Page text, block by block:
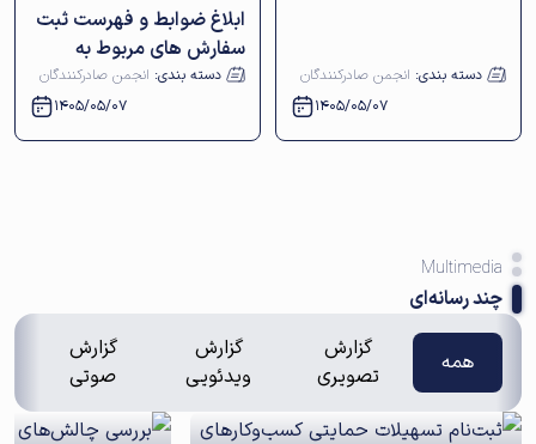
دسته بندی: انجمن صادرکنندگان
1405/05/07
ابلاغ ضوابط و فهرست ثبت
سفارش های مربوط به
واردات کامیون کشنده جهت
بررسی معافیت آن ها از
پرداخت مابه التفاوت نرخ
دسته بندی: انجمن صادرکنندگان
1405/05/07
Multimedia
چند رسانه‌ای
همه
گزارش
تصویری
گزارش
ویدئویی
گزارش
صوتی